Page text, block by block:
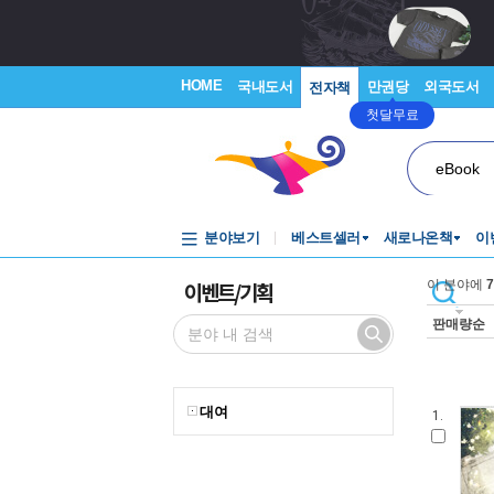
HOME 국내도서 전자책 만권당
첫달무료
외국도서
eBook
분야보기 베스트셀러 새로나온책 이
이벤트/기획
대여
이 분야에 7
판매량순
1.